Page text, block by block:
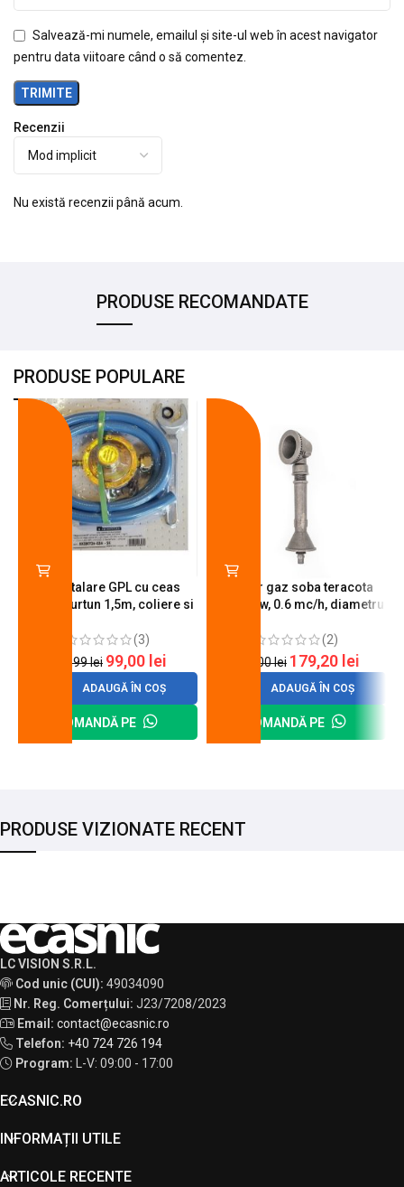
Recenzii
Nu există recenzii până acum.
Salvează-mi numele, emailul și site-ul web în acest navigator
pentru data viitoare când o să comentez.
PRODUSE RECOMANDATE
PRODUSE POPULARE
Kit instalare GPL cu ceas
butelie, furtun 1,5m, coliere si
(3)
120,99lei 99,00 lei
ADAUGĂ ÎN COȘ
COMANDĂ PE
Arzator gaz soba teracota
A600, 6 kw, 0.6 mc/h, diametru
(2)
200,00lei 179,20 lei
ADAUGĂ ÎN COȘ
COMANDĂ PE
PRODUSE VIZIONATE RECENT
LC VISION S.R.L.
Cod unic (CUI): 49034090
Nr. Reg. Comerțului: J23/7208/2023
Email: contact@ecasnic.ro
Telefon: +40 724 726 194
Program:
L-V: 09:00 - 17:00
ECASNIC.RO
INFORMAȚII UTILE
ARTICOLE RECENTE